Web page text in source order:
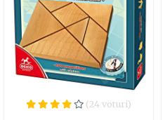
(24 voturi)